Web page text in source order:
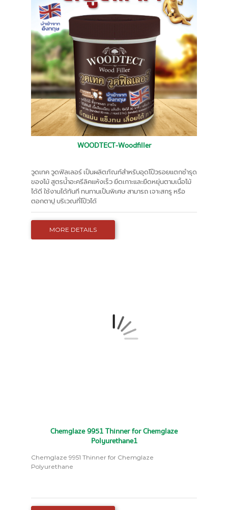
WOODTECT-Woodfiller
วูดเทค วูดฟิลเลอร์ เป็นผลิตภัณฑ์สำหรับอุดโป๊วรอยแตกชำรุด
ของไม้ สูตรน้ำอะครีลิคแห้งเร็ว ยึดเกาะและยืดหยุ่นตามเนื้อไม้
ได้ดี ใช้งานได้ทันที ทนทานเป็นพิเศษ สามารถ เจาะสกรู หรือ
ตอกตาปู บริเวณที่โป๊วได้
MORE DETAILS
Chemglaze 9951 Thinner for Chemglaze
Polyurethane1
Chemglaze 9951 Thinner for Chemglaze
Polyurethane